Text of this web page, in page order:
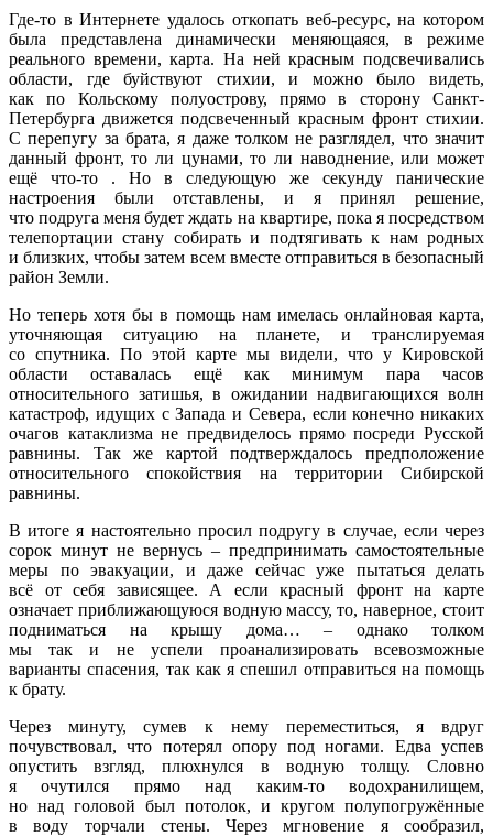
Где-то в Интернете удалось откопать веб-ресурс, на котором
была представлена динамически меняющаяся, в режиме
реального времени, карта. На ней красным подсвечивались
области, где буйствуют стихии, и можно было видеть,
как по Кольскому полуострову, прямо в сторону Санкт-
Петербурга движется подсвеченный красным фронт стихии.
С перепугу за брата, я даже толком не разглядел, что значит
данный фронт, то ли цунами, то ли наводнение, или может
ещё что-то . Но в следующую же секунду панические
настроения были отставлены, и я принял решение,
что подруга меня будет ждать на квартире, пока я посредством
телепортации стану собирать и подтягивать к нам родных
и близких, чтобы затем всем вместе отправиться в безопасный
район Земли.
Но теперь хотя бы в помощь нам имелась онлайновая карта,
уточняющая ситуацию на планете, и транслируемая
со спутника. По этой карте мы видели, что у Кировской
области оставалась ещё как минимум пара часов
относительного затишья, в ожидании надвигающихся волн
катастроф, идущих с Запада и Севера, если конечно никаких
очагов катаклизма не предвиделось прямо посреди Русской
равнины. Так же картой подтверждалось предположение
относительного спокойствия на территории Сибирской
равнины.
В итоге я настоятельно просил подругу в случае, если через
сорок минут не вернусь – предпринимать самостоятельные
меры по эвакуации, и даже сейчас уже пытаться делать
всё от себя зависящее. А если красный фронт на карте
означает приближающуюся водную массу, то, наверное, стоит
подниматься на крышу дома… – однако толком
мы так и не успели проанализировать всевозможные
варианты спасения, так как я спешил отправиться на помощь
к брату.
Через минуту, сумев к нему переместиться, я вдруг
почувствовал, что потерял опору под ногами. Едва успев
опустить взгляд, плюхнулся в водную толщу. Словно
я очутился прямо над каким-то водохранилищем,
но над головой был потолок, и кругом полупогружённые
в воду торчали стены. Через мгновение я сообразил,